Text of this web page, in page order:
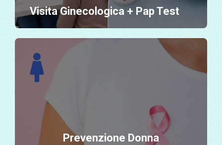
Visita Ginecologica + Pap Test
Prevenzione Donna